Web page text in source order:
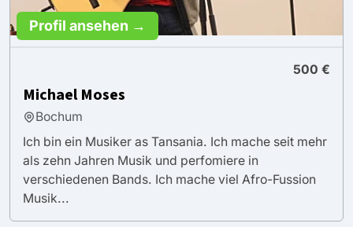
Profil ansehen →
500 €
Michael Moses
Bochum
Ich bin ein Musiker as Tansania. Ich mache seit mehr
als zehn Jahren Musik und perfomiere in
verschiedenen Bands. Ich mache viel Afro-Fussion
Musik...